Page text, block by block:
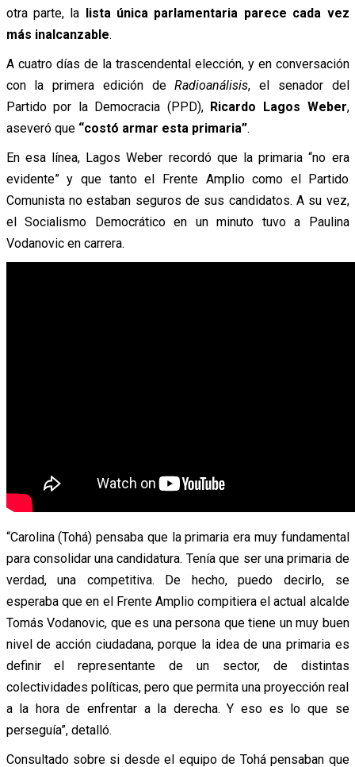
otra parte, la lista única parlamentaria parece cada vez
más inalcanzable.
A cuatro días de la trascendental elección, y en conversación
con la primera edición deRadioanálisis, el senador del
Partido por la Democracia (PPD), Ricardo Lagos Weber,
aseveró que“costó armar esta primaria”.
En esa línea, Lagos Weber recordó que la primaria “no era
evidente” y que tanto el Frente Amplio como el Partido
Comunista no estaban seguros de sus candidatos. A su vez,
el Socialismo Democrático en un minuto tuvo a Paulina
Vodanovic en carrera.
“Carolina (Tohá) pensaba que la primaria era muy fundamental
para consolidar una candidatura. Tenía que ser una primaria de
verdad, una competitiva. De hecho, puedo decirlo, se
esperaba que en el Frente Amplio compitiera el actual alcalde
Tomás Vodanovic, que es una persona que tiene un muy buen
nivel de acción ciudadana, porque la idea de una primaria es
definir el representante de un sector, de distintas
colectividades políticas, pero que permita una proyección real
a la hora de enfrentar a la derecha. Y eso es lo que se
perseguía”, detalló.
Consultado sobre si desde el equipo de Tohá pensaban que